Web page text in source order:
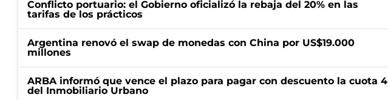
Conflicto portuario: el Gobierno oficializó la rebaja del 20% en las
tarifas de los prácticos
Argentina renovó el swap de monedas con China por US$19.000
millones
ARBA informó que vence el plazo para pagar con descuento la cuota 4
del Inmobiliario Urbano